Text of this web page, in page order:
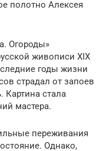
полотно Алексея
Огороды»
живописи XIX
годы жизни
страдал от запоев
Картина стала
мастера.
переживания
Однако,